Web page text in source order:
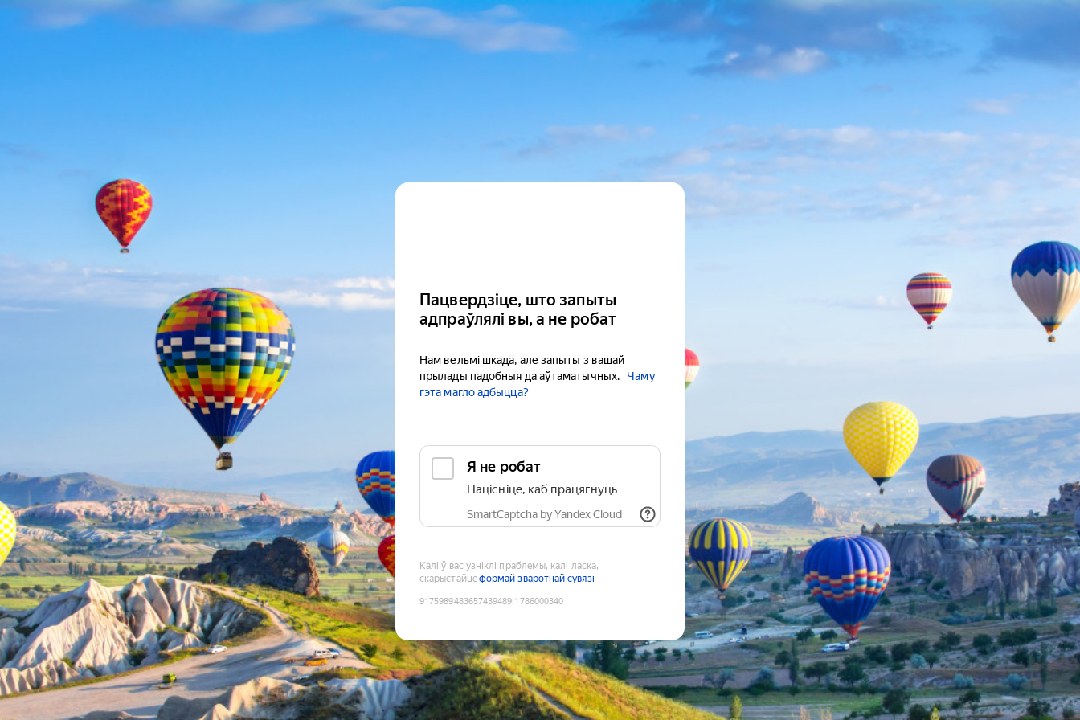
Пацвердзіце, што запыты
адпраўлялі вы, а не робат
Нам вельмі шкада, але запыты з вашай
прылады падобныя да аўтаматычных.
Чаму
гэта магло адбыцца?
Я не робат
Націсніце, каб працягнуць
SmartCaptcha by Yandex Cloud
Калі ў вас узніклі праблемы, калі ласка,
скарыстайцеформай зваротнай сувязі
9175989483657439489:1786000340